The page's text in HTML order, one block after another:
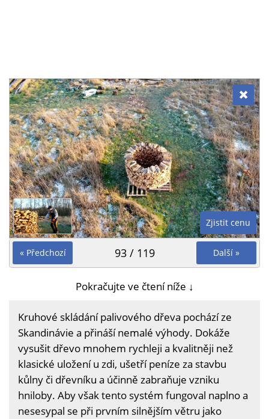
Zjistit cenu
« Předchozí Další »
93 / 119
Pokračujte ve čtení níže ↓
Kruhové skládání palivového dřeva pochází ze
Skandinávie a přináší nemalé výhody. Dokáže
vysušit dřevo mnohem rychleji a kvalitněji než
klasické uložení u zdi, ušetří peníze za stavbu
kůlny či dřevníku a účinně zabraňuje vzniku
hniloby. Aby však tento systém fungoval naplno a
nesesypal se při prvním silnějším větru jako